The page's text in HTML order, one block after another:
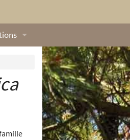
dunes
de Ré Nature